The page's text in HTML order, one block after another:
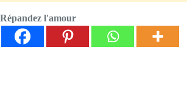
Répandez l'amour